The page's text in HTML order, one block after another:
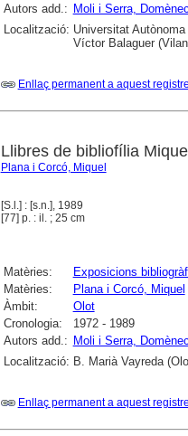
Autors add.: Moli i Serra, Domènec
Localització: Universitat
Víctor Balaguer
Enllaç permanent a aquest registre
Llibres de bibliofília
Plana i Corcó, Miquel
[S.l.] : [s.n.], 1989
[77] p. : il. ; 25 cm
Matèries: Exposicions
Matèries:
Plana i Corcó, Miquel
Àmbit:
Olot
Cronologia:
1972 - 1989
Autors add.: Moli i Serra, Domènec
Localització: B. Marià Vayreda
Enllaç permanent a aquest registre